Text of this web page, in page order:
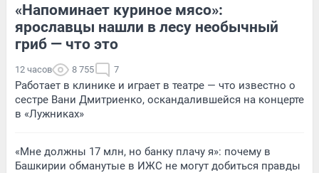
«Напоминает куриное мясо»:
ярославцы нашли в лесу необычный
гриб — что это
12 часов 8 755 7
Работает в клинике и играет в театре — что известно о
сестре Вани Дмитриенко, оскандалившейся на концерте
в «Лужниках»
«Мне должны 17 млн, но банку плачу я»: почему в
Башкирии обманутые в ИЖС не могут добиться правды